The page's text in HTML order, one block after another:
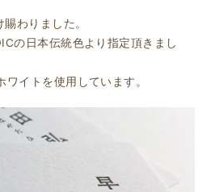
わりました。
の日本伝統色より指定頂きまし
イトを使用しています。